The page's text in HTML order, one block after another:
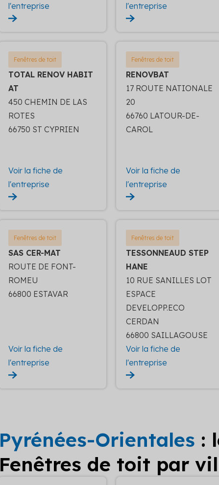
l'entreprise
l'entreprise
Fenêtres de toit
TOTAL RENOV HABIT
AT
450 CHEMIN DE LAS
ROTES
66750 ST CYPRIEN
Voir la fiche de
l'entreprise
Fenêtres de toit
RENOVBAT
17 ROUTE NATIONALE
20
66760 LATOUR-DE-
CAROL
Voir la fiche de
l'entreprise
Fenêtres de toit
SAS CER-MAT
ROUTE DE FONT-
ROMEU
66800 ESTAVAR
Voir la fiche de
l'entreprise
Fenêtres de toit
TESSONNEAUD STEP
HANE
10 RUE SANILLES LOT
ESPACE
DEVELOPP.ECO
CERDAN
66800 SAILLAGOUSE
Voir la fiche de
l'entreprise
Pyrénées-Orientales :
Fenêtres de toit par